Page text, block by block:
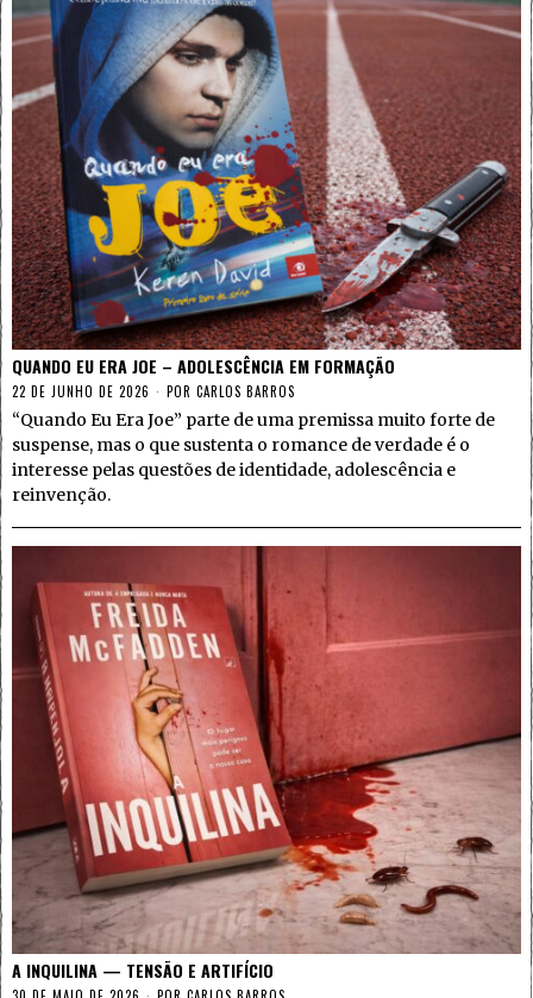
QUANDO EU ERA JOE – ADOLESCÊNCIA EM FORMAÇÃO
22 DE JUNHO DE 2026 POR CARLOS BARROS
“Quando Eu Era Joe” parte de uma premissa muito forte de
suspense, mas o que sustenta o romance de verdade é o
interesse pelas questões de identidade, adolescência e
reinvenção.
A INQUILINA — TENSÃO E ARTIFÍCIO